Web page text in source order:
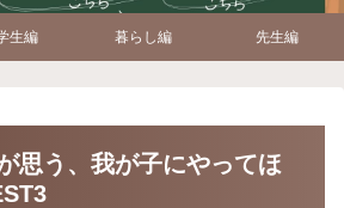
生編 暮らし編 先生編
思う、我が子にやってほ